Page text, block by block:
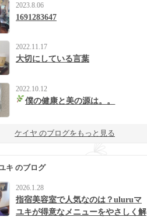
2023.8.06
1691283647
2022.11.17
大切にしている言葉
2022.10.12
僕の健康と美の源は。。
ケイヤ のブログをもっと見る
キ のブログ
2026.1.28
指宿美容室で人気なのは？uluruマ
ユキが得意なメニューをやさしく解